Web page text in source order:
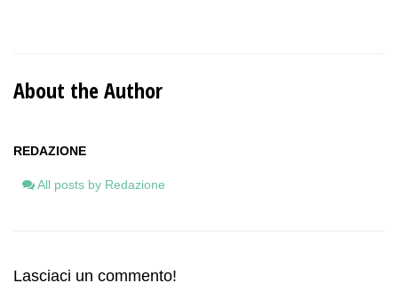
About the Author
REDAZIONE
All posts by Redazione
Lasciaci un commento!